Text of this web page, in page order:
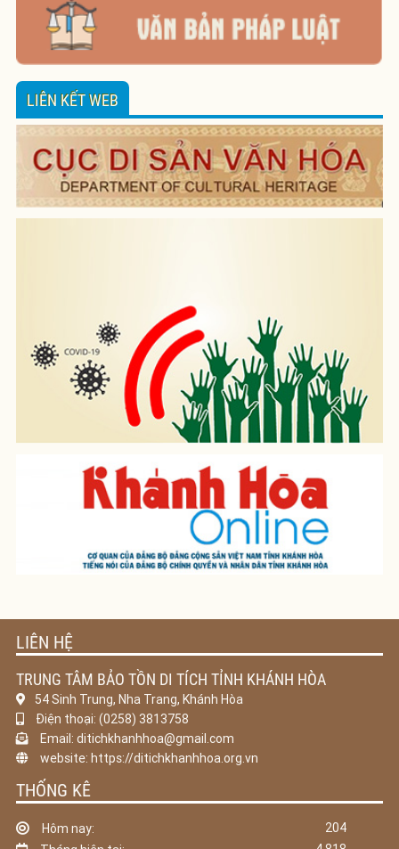
LIÊN KẾT WEB
LIÊN HỆ
TRUNG TÂM BẢO TỒN DI TÍCH TỈNH KHÁNH HÒA
54 Sinh Trung, Nha Trang, Khánh Hòa
Điện thoại: (0258) 3813758
Email: ditichkhanhhoa@gmail.com
website: https://ditichkhanhhoa.org.vn
THỐNG KÊ
Hôm nay:
204